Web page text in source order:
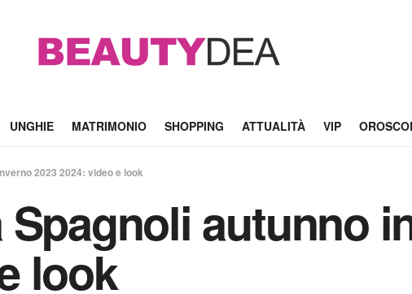
UNGHIE MATRIMONIO SHOPPING ATTUALITÀ VIP
2023 2024: video e look
autunno
look